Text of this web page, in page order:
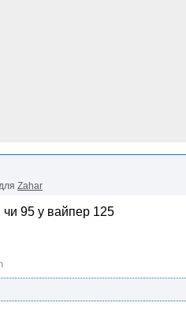
Zahar
чи 95 у вайпер 125